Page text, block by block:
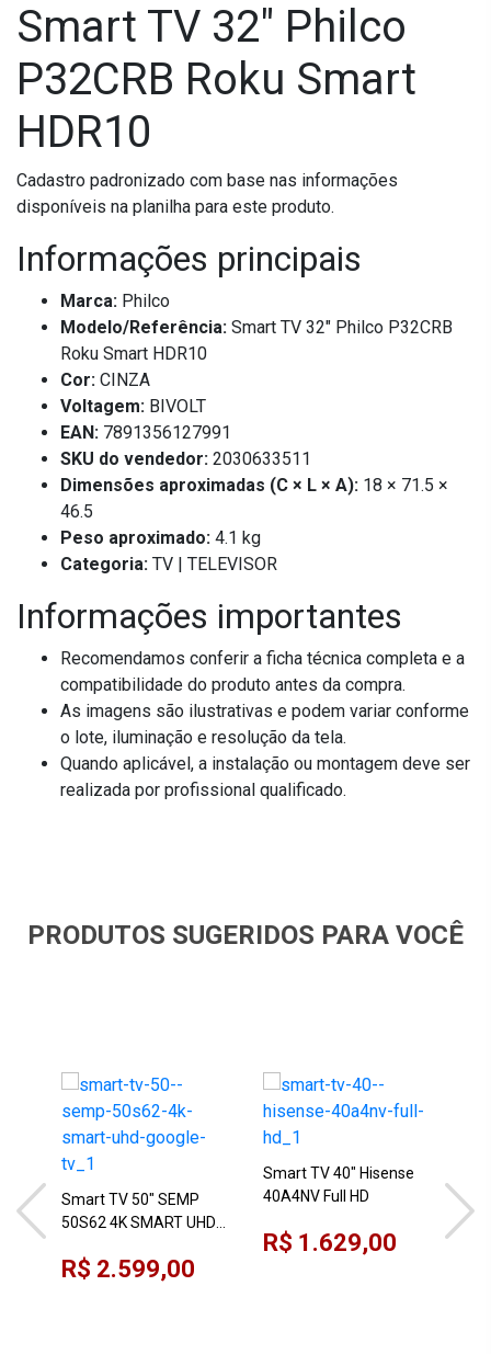
Smart TV 32" Philco
P32CRB Roku Smart
HDR10
Cadastro padronizado com base nas informações
disponíveis na planilha para este produto.
Informações principais
Marca: Philco
Modelo/Referência: Smart TV 32" Philco P32CRB
Roku Smart HDR10
Cor: CINZA
Voltagem: BIVOLT
EAN: 7891356127991
SKU do vendedor: 2030633511
Dimensões aproximadas (C × L × A): 18 × 71.5 ×
46.5
Peso aproximado: 4.1 kg
Categoria: TV | TELEVISOR
Informações importantes
Recomendamos conferir a ficha técnica completa e a
compatibilidade do produto antes da compra.
As imagens são ilustrativas e podem variar conforme
o lote, iluminação e resolução da tela.
Quando aplicável, a instalação ou montagem deve ser
realizada por profissional qualificado.
PRODUTOS SUGERIDOS PARA VOCÊ
Smart TV 50" SEMP
50S62 4K SMART UHD
R$ 2.599,00
Smart TV 40" Hisense
40A4NV Full HD
R$ 1.629,00